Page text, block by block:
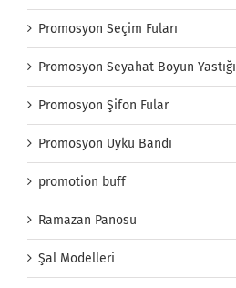
Promosyon Seçim Fuları
Promosyon Seyahat Boyun Yastığı
Promosyon Şifon Fular
Promosyon Uyku Bandı
promotion buff
Ramazan Panosu
Şal Modelleri